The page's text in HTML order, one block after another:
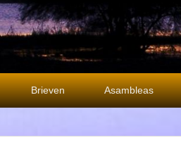
Brieven Asambleas